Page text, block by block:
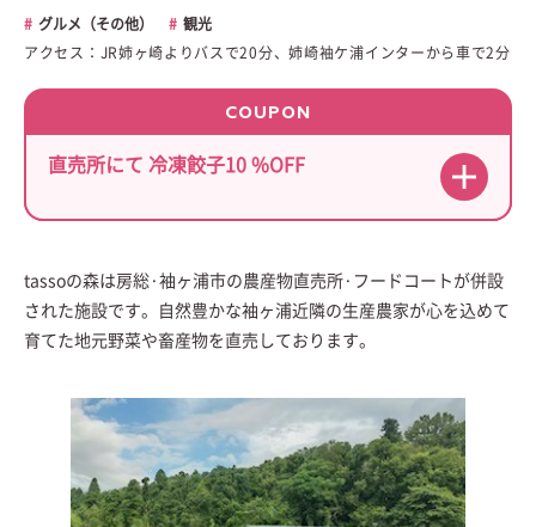
グルメ（その他）
観光
アクセス：JR姉ヶ崎よりバスで20分、姉崎袖ケ浦インターから車で2分
COUPON
直売所にて 冷凍餃子10 %OFF
tassoの森は房総·袖ヶ浦市の農産物直売所·フードコートが併設
された施設です。自然豊かな袖ヶ浦近隣の生産農家が心を込めて
育てた地元野菜や畜産物を直売しております。